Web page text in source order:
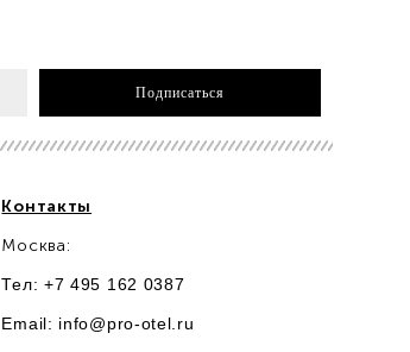
Подписаться
Контакты
Москва:
Тел: +7 495 162 0387
Email: info@pro-otel.ru